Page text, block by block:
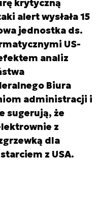
krytyczną
alert wysłała 15
jednostka ds.
US-
analiz
Biura
administracji i
sugerują, że
z
dla
z USA.